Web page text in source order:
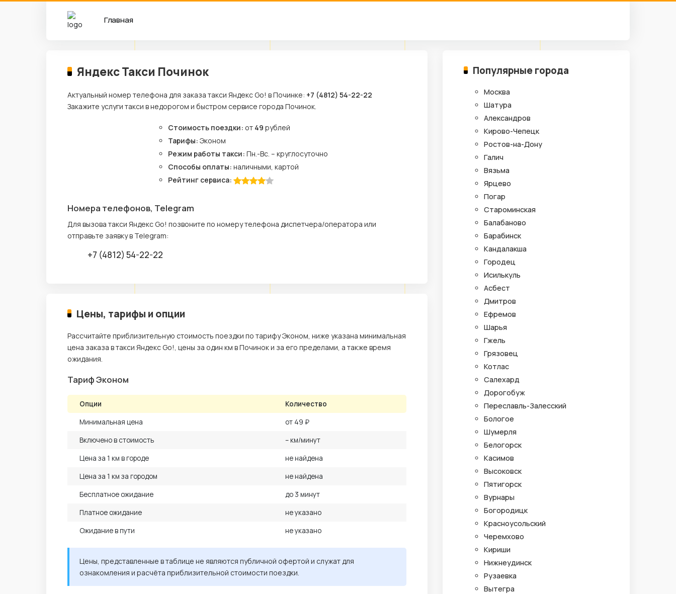
Главная
Яндекс Такси Починок
Актуальный номер телефона для заказа такси Яндекс Go! в Починке: +7 (4812) 54-22-22
Закажите услуги такси в недорогом и быстром сервисе города Починок.
Стоимость поездки: от 49 рублей
Тарифы:Эконом
Режим работы такси:Пн.-Вс. – круглосуточно
Способы оплаты:наличными, картой
Рейтинг сервиса:
Номера телефонов, Telegram
Для вызова такси Яндекс Go! позвоните по номеру телефона диспетчера/оператора или
отправьте заявку в Telegram:
+7 (4812) 54-22-22
Цены, тарифы и опции
Рассчитайте приблизительную стоимость поездки по тарифу Эконом, ниже указана минимальная
цена заказа в такси Яндекс Go!, цены за один км в Починок и за его пределами, а также время
ожидания.
Тариф Эконом
Опции
Количество
Минимальная цена
от 49 ₽
Включено в стоимость
– км/минут
Цена за 1 км в городе
не найдена
Цена за 1 км за городом
не найдена
Бесплатное ожидание
до 3 минут
Платное ожидание
не указано
Ожидание в пути
не указано
Цены, представленные в таблице не являются публичной офертой и служат для
ознакомления и расчёта приблизительной стоимости поездки.
Популярные города
Москва
Шатура
Александров
Кирово-Чепецк
Ростов-на-Дону
Галич
Вязьма
Ярцево
Погар
Староминская
Балабаново
Барабинск
Кандалакша
Городец
Исилькуль
Асбест
Дмитров
Ефремов
Шарья
Гжель
Грязовец
Котлас
Салехард
Дорогобуж
Переславль-Залесский
Бологое
Шумерля
Белогорск
Касимов
Высоковск
Пятигорск
Вурнары
Богородицк
Красноусольский
Черемхово
Кириши
Нижнеудинск
Рузаевка
Вытегра